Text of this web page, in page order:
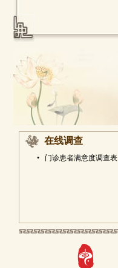
在线调查
• 门诊患者满意度调查表